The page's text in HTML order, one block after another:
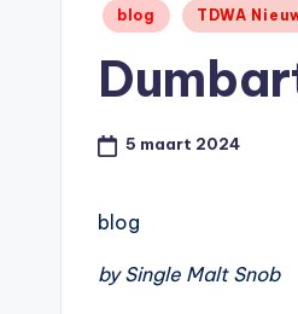
Geplaatst
blog TDWA
5 maart 2024
blog
by Single Malt Snob